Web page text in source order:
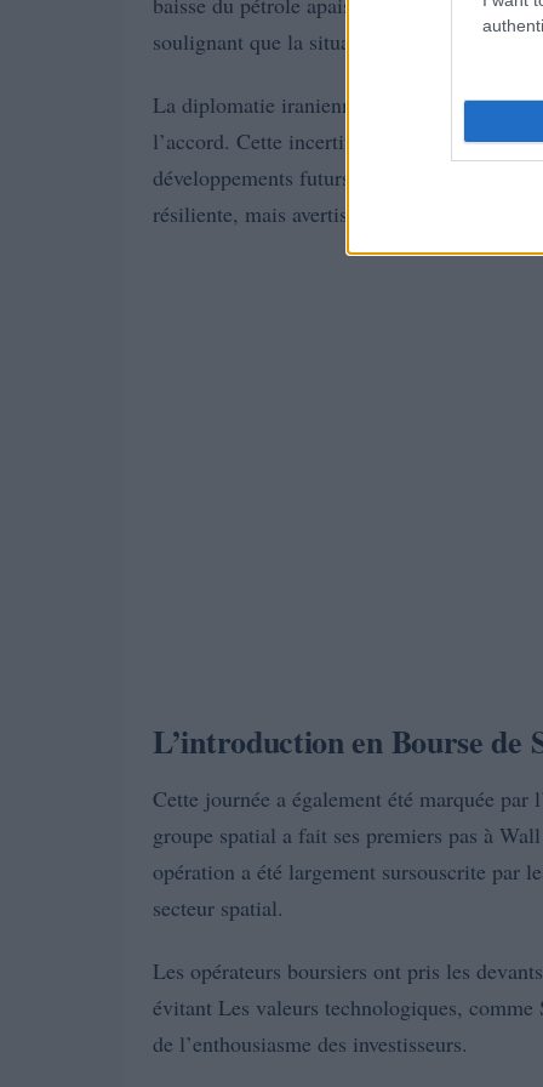
soulignant que la situation pourrait encore
La diplomatie iranienne a indiqué que
l’accord. Cette incertitude a tempéré
développements futurs. La BCE a relevé
résiliente, mais avertissant contre une
L’introduction en Bourse de
Cette journée a également été marquée par
groupe spatial a fait ses premiers pas à
opération a été largement sursouscrite par
secteur spatial.
Les opérateurs boursiers ont pris les
évitant Les valeurs technologiques,
de l’enthousiasme des investisseurs.